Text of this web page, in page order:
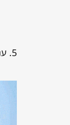
5. ענבל ביבי מראה לצלמה מאיפה משתין הדג